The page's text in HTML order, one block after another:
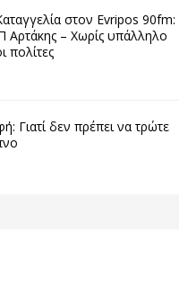
στον Evripos 90fm:
Αρτάκης – Χωρίς υπάλληλο
πολίτες
Γιατί δεν πρέπει να τρώτε